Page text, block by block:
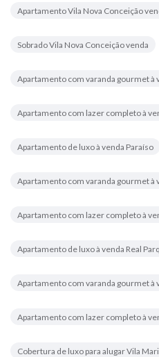
Apartamento Vila Nova Conceição
Sobrado Vila Nova Conceição venda
Apartamento com varanda gourmet à
Apartamento com lazer completo à
Apartamento de luxo à venda Paraíso
Apartamento com varanda gourmet à
Apartamento com lazer completo à
Apartamento de luxo à venda Real
Apartamento com varanda gourmet à
Apartamento com lazer completo à
Cobertura de luxo para alugar Vila